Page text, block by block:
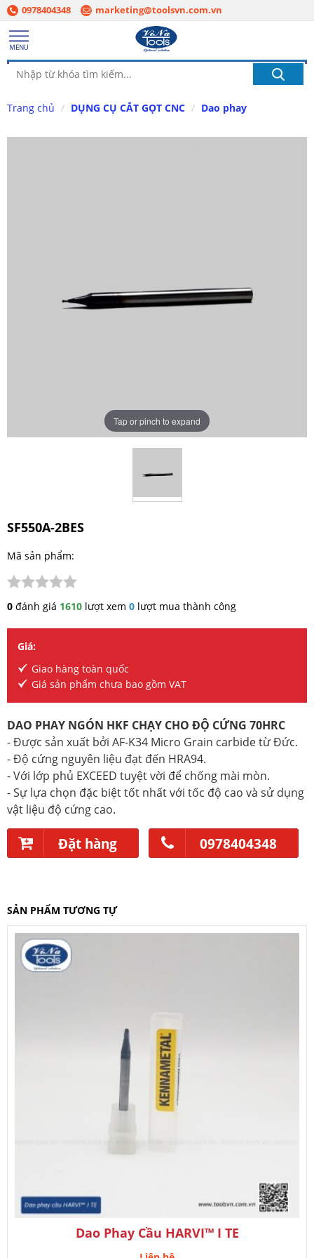
0978404348 marketing@toolsvn.com.vn
Trang chủ DỤNG CỤ CẮT GỌT CNC Dao phay
Tap or pinch to expand
SF550A-2BES
Mã sản phẩm:
0 đánh giá 1610 lượt xem 0 lượt mua thành công
Giá:
Giao hàng toàn quốc
Giá sản phẩm chưa bao gồm VAT
DAO PHAY NGÓN HKF CHẠY CHO ĐỘ CỨNG 70HRC
- Được sản xuất bởi AF-K34 Micro Grain carbide từ Đức.
- Độ cứng nguyên liệu đạt đến HRA94.
- Với lớp phủ EXCEED tuyệt vời để chống mài mòn.
- Sự lựa chọn đặc biệt tốt nhất với tốc độ cao và sử dụng
vật liệu độ cứng cao.
Đặt hàng 0978404348
SẢN PHẨM TƯƠNG TỰ
Dao Phay Cầu HARVI™ I TE